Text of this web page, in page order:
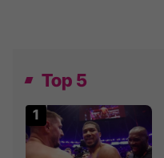
Top 5